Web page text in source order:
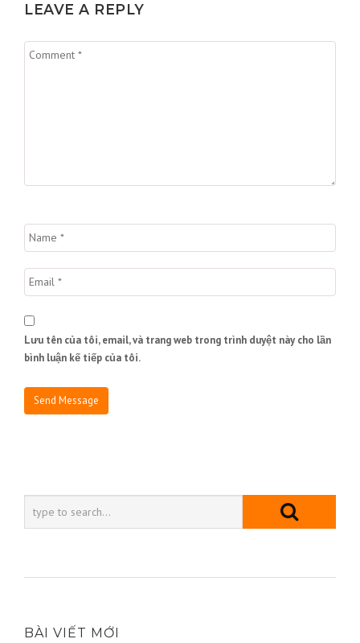
LEAVE A REPLY
Lưu tên của tôi, email, và trang web trong trình duyệt này cho lần
bình luận kế tiếp của tôi.
BÀI VIẾT MỚI